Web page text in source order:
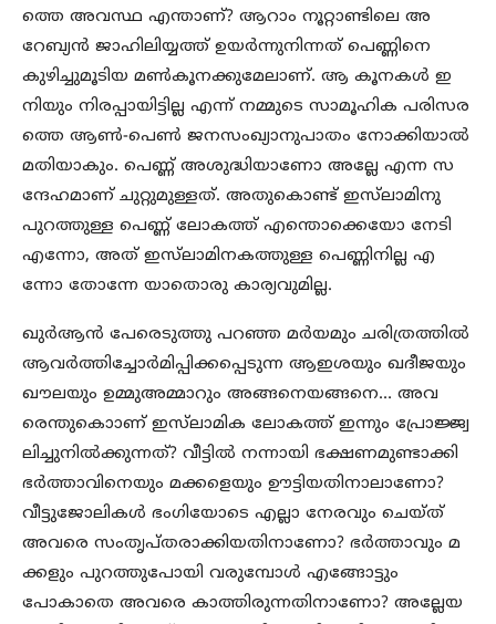
ത്തെ അവസ്ഥ എന്താണ്? ആറാം നൂറ്റാണ്ടിലെ അ
റേബ്യൻ ജാഹിലിയ്യത്ത് ഉയർന്നുനിന്നത് പെണ്ണിനെ
കുഴിച്ചുമൂടിയ മൺകൂനക്കുമേലാണ്. ആ കൂനകൾ ഇ
നിയും നിരപ്പായിട്ടില്ല എന്ന് നമ്മുടെ സാമൂഹിക പരിസര
ത്തെ ആൺ-പെൺ ജനസംഖ്യാനുപാതം നോക്കിയാൽ
മതിയാകും. പെണ്ണ് അശുദ്ധിയാണോ അല്ലേ എന്ന സ
ന്ദേഹമാണ് ചുറ്റുമുള്ളത്. അതുകൊണ്ട് ഇസ്‌ലാമിനു
പുറത്തുള്ള പെണ്ണ് ലോകത്ത് എന്തൊക്കെയോ നേടി
എന്നോ, അത് ഇസ്‌ലാമിനകത്തുള്ള പെണ്ണിനില്ല എ
ന്നോ തോന്നേ യാതൊരു കാര്യവുമില്ല.
ഖുർആൻ പേരെടുത്തു പറഞ്ഞ മർയമും ചരിത്രത്തിൽ
ആവർത്തിച്ചോർമിപ്പിക്കപ്പെടുന്ന ആഇശയും ഖദീജയും
ഖൗലയും ഉമ്മുഅമ്മാറും അങ്ങനെയങ്ങനെ… അവ
രെന്തുകൊാണ് ഇസ്‌ലാമിക ലോകത്ത് ഇന്നും പ്രോജ്ജ്വ
ലിച്ചുനിൽക്കുന്നത്? വീട്ടിൽ നന്നായി ഭക്ഷണമുണ്ടാക്കി
ഭർത്താവിനെയും മക്കളെയും ഊട്ടിയതിനാലാണോ?
വീട്ടുജോലികൾ ഭംഗിയോടെ എല്ലാ നേരവും ചെയ്ത്
അവരെ സംതൃപ്തരാക്കിയതിനാണോ? ഭർത്താവും മ
ക്കളും പുറത്തുപോയി വരുമ്പോൾ എങ്ങോട്ടും
പോകാതെ അവരെ കാത്തിരുന്നതിനാണോ? അല്ലേയ